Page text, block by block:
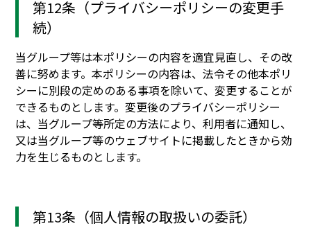
第12条（プライバシーポリシーの変更手
続）
当グループ等は本ポリシーの内容を適宜見直し、その改
善に努めます。本ポリシーの内容は、法令その他本ポリ
シーに別段の定めのある事項を除いて、変更することが
できるものとします。変更後のプライバシーポリシー
は、当グループ等所定の方法により、利用者に通知し、
又は当グループ等のウェブサイトに掲載したときから効
力を生じるものとします。
第13条（個人情報の取扱いの委託）